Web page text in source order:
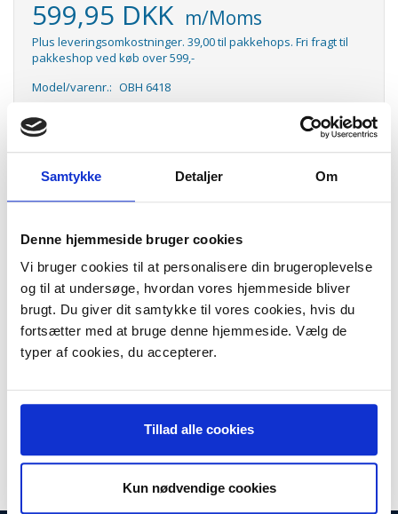
Samtykke Detaljer Om
Denne hjemmeside bruger cookies
Vi bruger cookies til at personalisere din brugeroplevelse
og til at undersøge, hvordan vores hjemmeside bliver
brugt. Du giver dit samtykke til vores cookies, hvis du
fortsætter med at bruge denne hjemmeside. Vælg de
typer af cookies, du accepterer.
Tillad alle cookies
Kun nødvendige cookies
599,95 DKK m/Moms
Plus leveringsomkostninger. 39,00 til pakkehops. Fri fragt til
pakkeshop ved køb over 599,-
Model/varenr.: OBH 6418
Lager:
Antal LÆG I KURV
Elkedel i glas og stål. Flot og stilren elkedel på 1,5 liter i tranparant
kvalitetsmaterialer, og det er derfor en elkedel som du kan have
Kombinationen af glas og stål gør den ikke bare flot, men også nem
at rengøre.
Varebeskrivelse:
Elegant elkedel i glas og rustfrit stål
Praktisk håndtag og hældetud
Kapacitet 1,5 L
Aftageligt vandfilter, for nem rengøring
Ledningsfri og med tørkogningsbeskyttelse
Automatisk slukningsfunktion